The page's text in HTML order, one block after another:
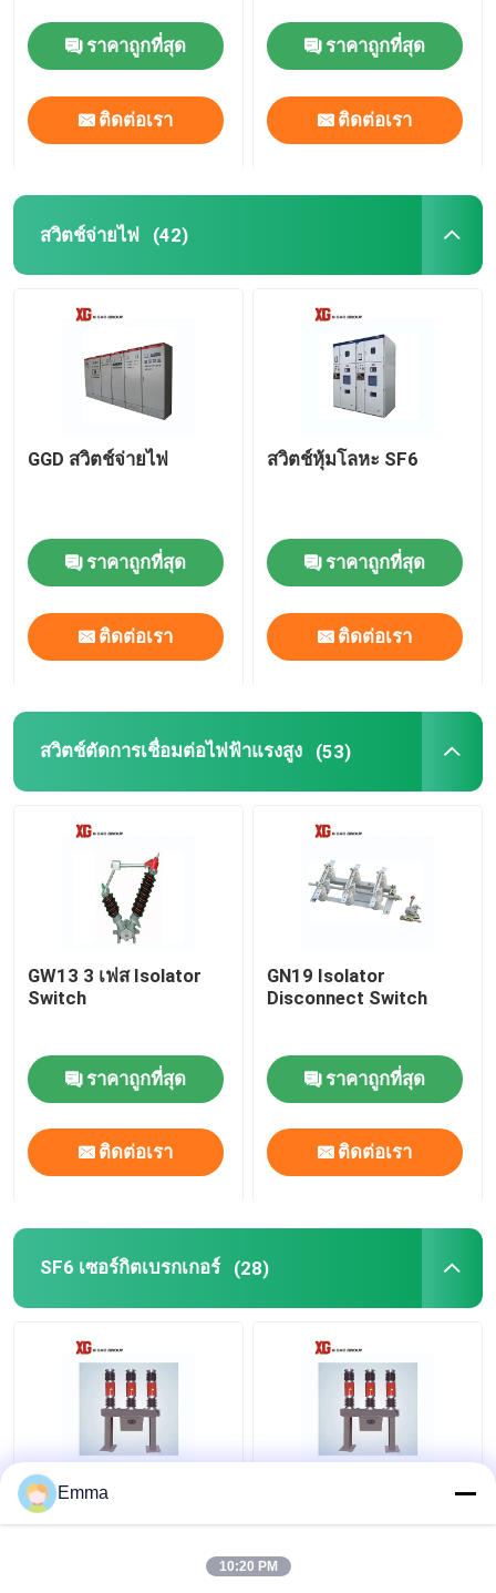
ราคาถูกที่สุด
ติดต่อเรา
ราคาถูกที่สุด
ติดต่อเรา
สวิตช์จ่ายไฟ (42)
GGD สวิตช์จ่ายไฟ
ราคาถูกที่สุด
ติดต่อเรา
สวิตช์หุ้มโลหะ SF6
ราคาถูกที่สุด
ติดต่อเรา
สวิตช์ตัดการเชื่อมต่อไฟฟ้าแรงสูง (53)
GW13 3 เฟส Isolator
Switch
ราคาถูกที่สุด
ติดต่อเรา
GN19 Isolator
Disconnect Switch
ราคาถูกที่สุด
ติดต่อเรา
SF6 เซอร์กิตเบรกเกอร์ (28)
เบรกเกอร์แก๊ส SF6 3 เสา
Emma
10:20 PM